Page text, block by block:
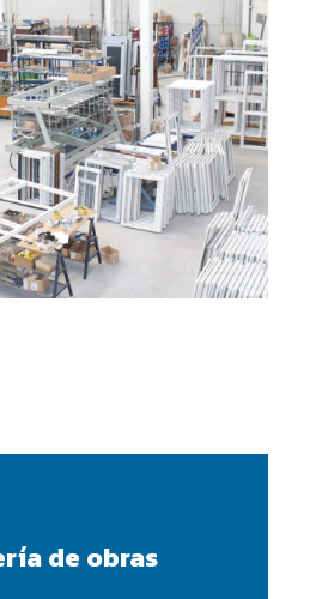
de obras